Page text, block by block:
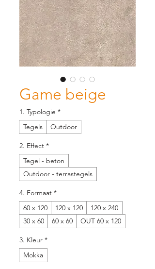
Game beige
1. Typologie *
Tegels
Outdoor
2. Effect *
Tegel - beton
Outdoor - terrastegels
4. Formaat *
60 x 120
120 x 120
120 x 240
30 x 60
60 x 60 OUT 60 x 120
3. Kleur *
Mokka